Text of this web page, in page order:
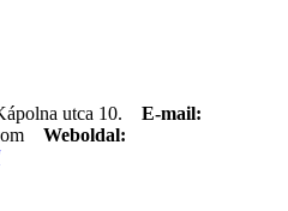
utca 10. E-mail:
Weboldal: